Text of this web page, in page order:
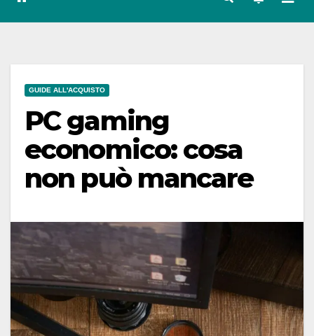
GUIDE ALL'ACQUISTO
PC gaming
economico: cosa
non può mancare